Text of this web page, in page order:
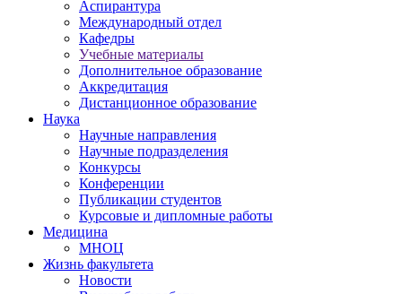
Аспирантура
Международный отдел
Кафедры
Учебные материалы
Дополнительное образование
Аккредитация
Дистанционное образование
Наука
Научные направления
Научные подразделения
Конкурсы
Конференции
Публикации студентов
Курсовые и дипломные работы
Медицина
МНОЦ
Жизнь факультета
Новости